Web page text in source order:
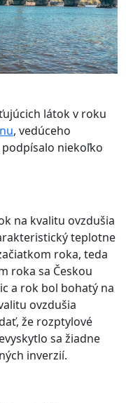
látok v roku
, vedúceho
niekoľko
na kvalitu ovzdušia
teplotne
roka, teda
roka sa Českou
a rok bol bohatý na
ovzdušia
že rozptylové
sa žiadne
inverzií.